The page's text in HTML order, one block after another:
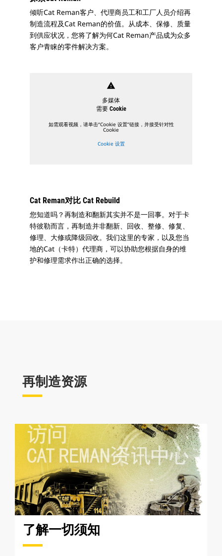
倾听Cat Reman客户、代理商员工和工厂人员介绍再
制造流程及Cat Reman的价值。从成本、保修、质量
到供应状况，您将了解为何Cat Reman产品成为众多
客户青睐的零件解决方案。
warning
多媒体
需要 Cookie
如需观看视频，请单击“Cookie 设置”链接，并接受针对性
Cookie
Cookie 设置
Cat Reman对比 Cat Rebuild
您知道吗？再制造和翻新其实并不是一回事。对于卡
特彼勒而言，再制造并非翻新、回收、整修、修复、
修理、大修或降级回收。我们这里的专家，以及您当
地的Cat（卡特）代理商，可以协助您根据自身的维
护和修理需求作出正确的选择。
再制造资源
了解一切须知